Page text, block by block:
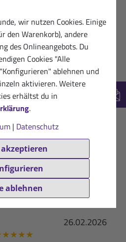
wir nutzen Cookies. Einige
den Warenkorb), andere
des Onlineangebots. Du
Cookies "Alle
ablehnen und
aktivieren. Weitere
erhältst du in
.
| Datenschutz
ablehnen
nur Bewertungen mit Text
In die Berechnung der
auch Sternebewertungen
ein.
82.4%
11.8%
5.9%
Deutsch(4)
26.02.2026
★★★★